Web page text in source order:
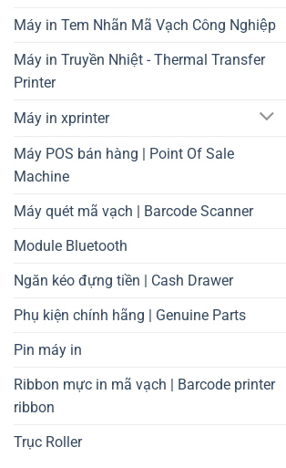
Máy in Tem Nhãn Mã Vạch Công Nghiệp
Máy in Truyền Nhiệt - Thermal Transfer
Printer
Máy in xprinter
Máy POS bán hàng | Point Of Sale
Machine
Máy quét mã vạch | Barcode Scanner
Module Bluetooth
Ngăn kéo đựng tiền | Cash Drawer
Phụ kiện chính hãng | Genuine Parts
Pin máy in
Ribbon mực in mã vạch | Barcode printer
ribbon
Trục Roller